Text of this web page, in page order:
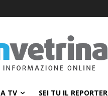
TV SEI TU IL REPORTER